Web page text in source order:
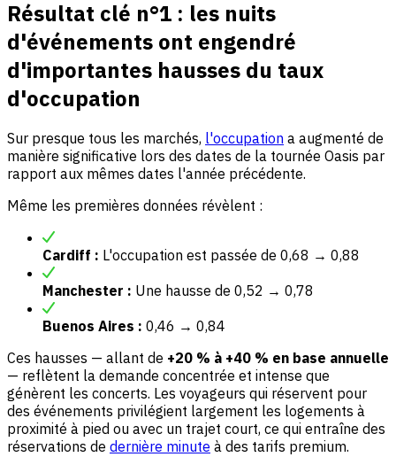
Résultat clé n°1 : les nuits
d'événements ont engendré
d'importantes hausses du taux
d'occupation
Sur presque tous les marchés, l'occupation a augmenté de
manière significative lors des dates de la tournée Oasis par
rapport aux mêmes dates l'année précédente.
Même les premières données révèlent :
Cardiff : L'occupation est passée de 0,68 → 0,88
Manchester : Une hausse de 0,52 → 0,78
Buenos Aires : 0,46 → 0,84
Ces hausses — allant de +20 % à +40 % en base annuelle
— reflètent la demande concentrée et intense que
génèrent les concerts. Les voyageurs qui réservent pour
des événements privilégient largement les logements à
proximité à pied ou avec un trajet court, ce qui entraîne des
réservations de dernière minute à des tarifs premium.